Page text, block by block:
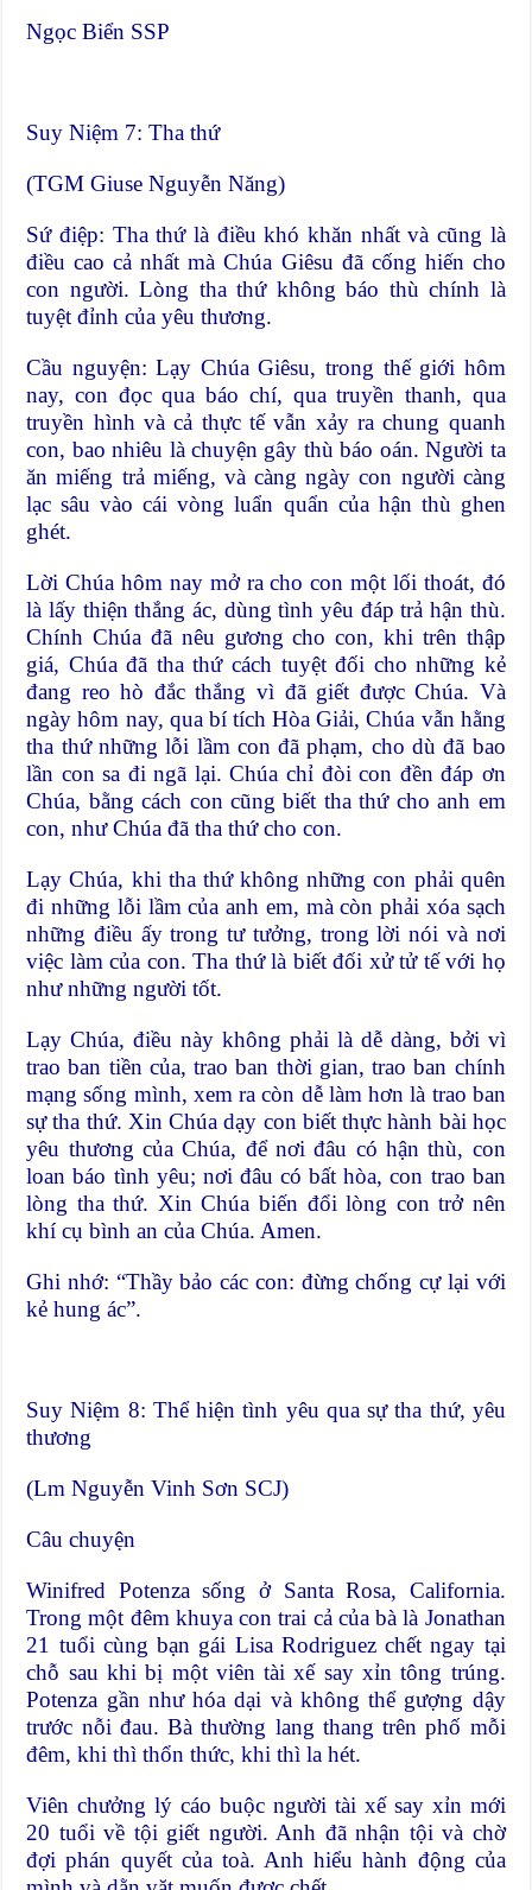
Ngọc Biển SSP
Suy Niệm 7: Tha thứ
(TGM Giuse Nguyễn Năng)
Sứ điệp: Tha thứ là điều khó khăn nhất và cũng là
điều cao cả nhất mà Chúa Giêsu đã cống hiến cho
con người. Lòng tha thứ không báo thù chính là
tuyệt đỉnh của yêu thương.
Cầu nguyện: Lạy Chúa Giêsu, trong thế giới hôm
nay, con đọc qua báo chí, qua truyền thanh, qua
truyền hình và cả thực tế vẫn xảy ra chung quanh
con, bao nhiêu là chuyện gây thù báo oán. Người ta
ăn miếng trả miếng, và càng ngày con người càng
lạc sâu vào cái vòng luẩn quẩn của hận thù ghen
ghét.
Lời Chúa hôm nay mở ra cho con một lối thoát, đó
là lấy thiện thắng ác, dùng tình yêu đáp trả hận thù.
Chính Chúa đã nêu gương cho con, khi trên thập
giá, Chúa đã tha thứ cách tuyệt đối cho những kẻ
đang reo hò đắc thắng vì đã giết được Chúa. Và
ngày hôm nay, qua bí tích Hòa Giải, Chúa vẫn hằng
tha thứ những lỗi lầm con đã phạm, cho dù đã bao
lần con sa đi ngã lại. Chúa chỉ đòi con đền đáp ơn
Chúa, bằng cách con cũng biết tha thứ cho anh em
con, như Chúa đã tha thứ cho con.
Lạy Chúa, khi tha thứ không những con phải quên
đi những lỗi lầm của anh em, mà còn phải xóa sạch
những điều ấy trong tư tưởng, trong lời nói và nơi
việc làm của con. Tha thứ là biết đối xử tử tế với họ
như những người tốt.
Lạy Chúa, điều này không phải là dễ dàng, bởi vì
trao ban tiền của, trao ban thời gian, trao ban chính
mạng sống mình, xem ra còn dễ làm hơn là trao ban
sự tha thứ. Xin Chúa dạy con biết thực hành bài học
yêu thương của Chúa, để nơi đâu có hận thù, con
loan báo tình yêu; nơi đâu có bất hòa, con trao ban
lòng tha thứ. Xin Chúa biến đổi lòng con trở nên
khí cụ bình an của Chúa. Amen.
Ghi nhớ: “Thầy bảo các con: đừng chống cự lại với
kẻ hung ác”.
Suy Niệm 8: Thể hiện tình yêu qua sự tha thứ, yêu
thương
(Lm Nguyễn Vinh Sơn SCJ)
Câu chuyện
Winifred Potenza sống ở Santa Rosa, California.
Trong một đêm khuya con trai cả của bà là Jonathan
21 tuổi cùng bạn gái Lisa Rodriguez chết ngay tại
chỗ sau khi bị một viên tài xế say xỉn tông trúng.
Potenza gần như hóa dại và không thể gượng dậy
trước nỗi đau. Bà thường lang thang trên phố mỗi
đêm, khi thì thổn thức, khi thì la hét.
Viên chưởng lý cáo buộc người tài xế say xỉn mới
20 tuổi về tội giết người. Anh đã nhận tội và chờ
đợi phán quyết của toà. Anh hiểu hành động của